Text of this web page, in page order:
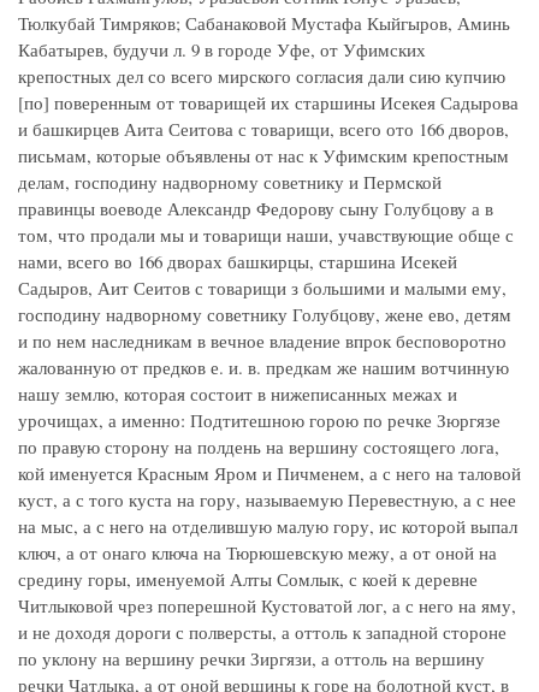
Тюлкубай Тимряков; Сабанаковой Мустафа Кыйгыров, Аминь
Кабатырев, будучи л. 9 в городе Уфе, от Уфимских
крепостных дел со всего мирского согласия дали сию купчию
[по] поверенным от товарищей их старшины Исекея Садырова
и башкирцев Аита Сеитова с товарищи, всего ото 166 дворов,
письмам, которые объявлены от нас к Уфимским крепостным
делам, господину надворному советнику и Пермской
правинцы воеводе Александр Федорову сыну Голубцову а в
том, что продали мы и товарищи наши, учавствующие обще с
нами, всего во 166 дворах башкирцы, старшина Исекей
Садыров, Аит Сеитов с товарищи з большими и малыми ему,
господину надворному советнику Голубцову, жене ево, детям
и по нем наследникам в вечное владение впрок бесповоротно
жалованную от предков е. и. в. предкам же нашим вотчинную
нашу землю, которая состоит в нижеписанных межах и
урочищах, а именно: Подтитешною горою по речке Зюргязе
по правую сторону на полдень на вершину состоящего лога,
кой именуется Красным Яром и Пичменем, а с него на таловой
куст, а с того куста на гору, называемую Перевестную, а с нее
на мыс, а с него на отделившую малую гору, ис которой выпал
ключ, а от онаго ключа на Тюрюшевскую межу, а от оной на
средину горы, именуемой Алты Сомлык, с коей к деревне
Читлыковой чрез поперешной Кустоватой лог, а с него на яму,
и не доходя дороги с полверсты, а оттоль к западной стороне
по уклону на вершину речки Зиргязи, а оттоль на вершину
речки Чатлыка, а от оной вершины к горе на болотной куст, в